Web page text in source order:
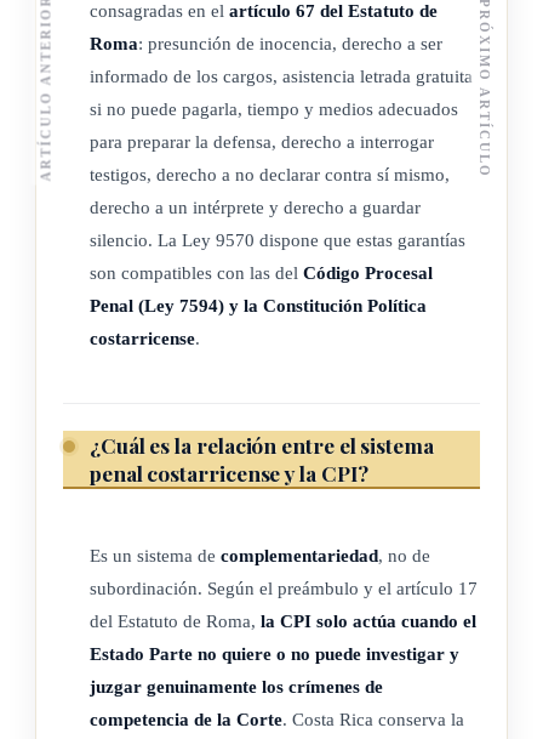
diplomático de comunicación con la Corte Penal
Internacional en los casos previstos en esta ley y cuando
intervinieran factores de política exterior, así como también
cuando las solicitudes de cooperación enviadas por la Corte
se refieran a cuestiones administrativas. Llevarán a cabo
ARTÍCULO 10
La Corte Suprema de Justicia trasladará el conocimiento y
La Sala Tercera de la Corte Suprema de Justicia deberá emitir
la instrucción necesaria para determinar el procedimiento
interno de debida diligencia de toda solicitud.
consagradas en el artículo 67 del Estatuto de
Roma: presunción de inocencia, derecho a ser
informado de los cargos, asistencia letrada gratuita
si no puede pagarla, tiempo y medios adecuados
para preparar la defensa, derecho a interrogar
testigos, derecho a no declarar contra sí mismo,
derecho a un intérprete y derecho a guardar
silencio. La Ley 9570 dispone que estas garantías
son compatibles con las del Código Procesal
Penal (Ley 7594) y la Constitución Política
costarricense.
¿Cuál es la relación entre el sistema
penal costarricense y la CPI?
Es un sistema de complementariedad, no de
subordinación. Según el preámbulo y el artículo 17
del Estatuto de Roma, la CPI solo actúa cuando el
Estado Parte no quiere o no puede investigar y
juzgar genuinamente los crímenes de
competencia de la Corte. Costa Rica conserva la
ARTÍCULO ANTERIOR PRÓXIMO ARTÍCULO